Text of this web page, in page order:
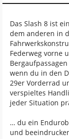
Das Slash 8 ist
dem anderen in
Federweg vorne
wenn du in den
29er Vorderrad
verspieltes
jeder Situation
… du ein
und